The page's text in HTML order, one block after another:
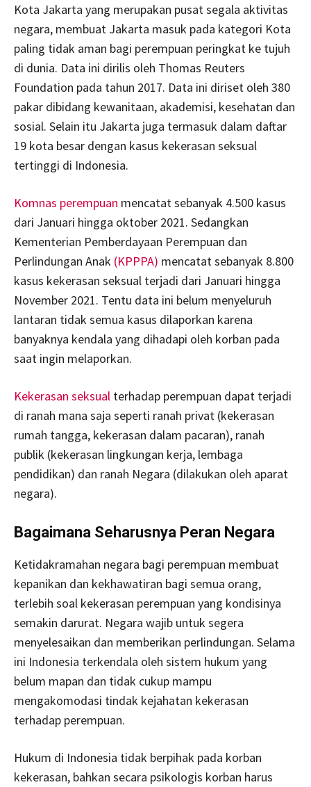
Kota Jakarta yang merupakan pusat segala aktivitas
negara, membuat Jakarta masuk pada kategori Kota
paling tidak aman bagi perempuan peringkat ke tujuh
di dunia. Data ini dirilis oleh Thomas Reuters
Foundation pada tahun 2017. Data ini diriset oleh 380
pakar dibidang kewanitaan, akademisi, kesehatan dan
sosial. Selain itu Jakarta juga termasuk dalam daftar
19 kota besar dengan kasus kekerasan seksual
tertinggi di Indonesia.
Komnas perempuan mencatat sebanyak 4.500 kasus
dari Januari hingga oktober 2021. Sedangkan
Kementerian Pemberdayaan Perempuan dan
Perlindungan Anak (KPPPA) mencatat sebanyak 8.800
kasus kekerasan seksual terjadi dari Januari hingga
November 2021. Tentu data ini belum menyeluruh
lantaran tidak semua kasus dilaporkan karena
banyaknya kendala yang dihadapi oleh korban pada
saat ingin melaporkan.
Kekerasan seksual terhadap perempuan dapat terjadi
di ranah mana saja seperti ranah privat (kekerasan
rumah tangga, kekerasan dalam pacaran), ranah
publik (kekerasan lingkungan kerja, lembaga
pendidikan) dan ranah Negara (dilakukan oleh aparat
negara).
Bagaimana Seharusnya Peran Negara
Ketidakramahan negara bagi perempuan membuat
kepanikan dan kekhawatiran bagi semua orang,
terlebih soal kekerasan perempuan yang kondisinya
semakin darurat. Negara wajib untuk segera
menyelesaikan dan memberikan perlindungan. Selama
ini Indonesia terkendala oleh sistem hukum yang
belum mapan dan tidak cukup mampu
mengakomodasi tindak kejahatan kekerasan
terhadap perempuan.
Hukum di Indonesia tidak berpihak pada korban
kekerasan, bahkan secara psikologis korban harus